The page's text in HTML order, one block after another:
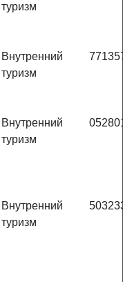
туризм
Внутренний
туризм
Внутренний
туризм
Внутренний
туризм